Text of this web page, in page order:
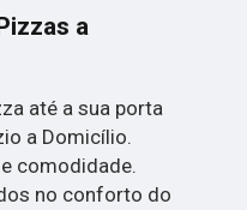
a
até a sua porta
a Domicílio.
comodidade.
no conforto do